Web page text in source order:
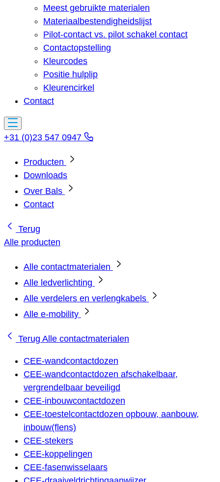
Meest gebruikte materialen
Materiaalbestendigheidslijst
Pilot-contact vs. pilot schakel contact
Contactopstelling
Kleurcodes
Positie hulplip
Kleurencirkel
Contact
+31 (0)23 547 0947
Producten
Downloads
Over Bals
Contact
Terug
Alle producten
Alle contactmaterialen
Alle ledverlichting
Alle verdelers en verlengkabels
Alle e-mobility
Terug Alle contactmaterialen
CEE-wandcontactdozen
CEE-wandcontactdozen afschakelbaar,
vergrendelbaar beveiligd
CEE-inbouwcontactdozen
CEE-toestelcontactdozen opbouw, aanbouw,
inbouw(flens)
CEE-stekers
CEE-koppelingen
CEE-fasenwisselaars